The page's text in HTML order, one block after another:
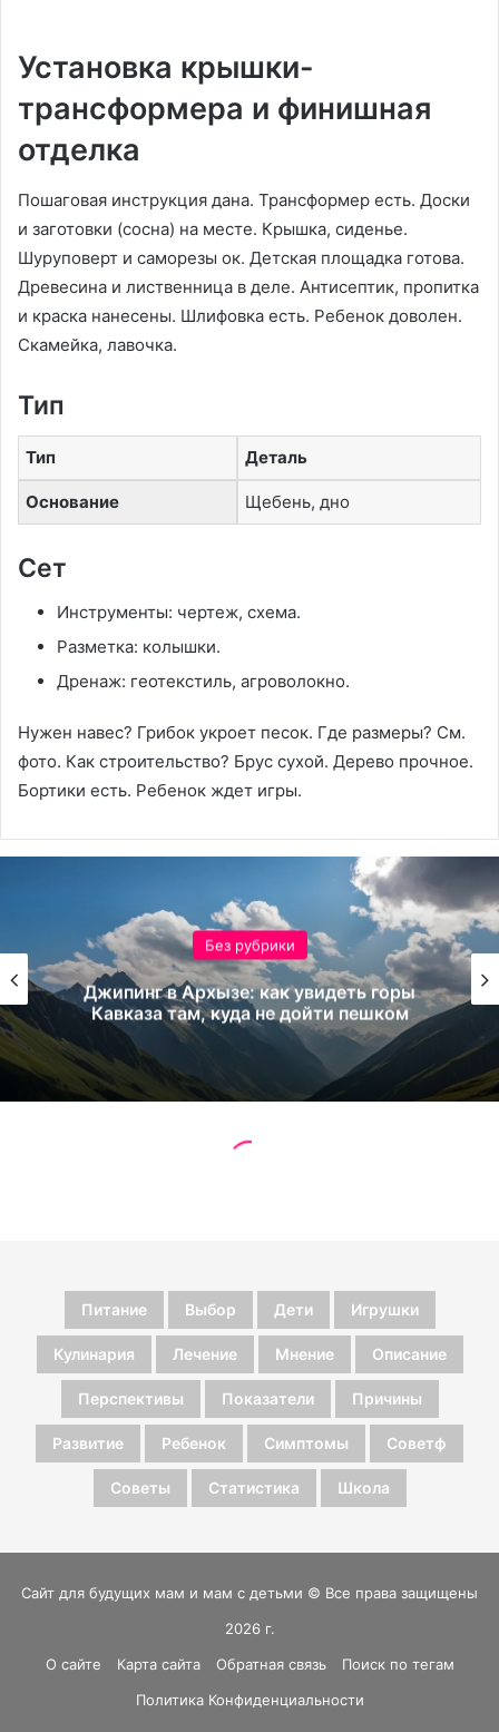
Питание Выбор Дети Игрушки
Кулинария Лечение Мнение Описание
Перспективы Показатели Причины
Развитие Ребенок Симптомы Советф
Советы Статистика Школа
Сайт для будущих мам и мам с детьми © Все права защищены
2026 г.
О сайте
Карта сайта Обратная связь
Поиск по тегам
Политика Конфиденциальности